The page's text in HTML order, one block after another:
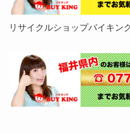
リサイクルショップバイキン